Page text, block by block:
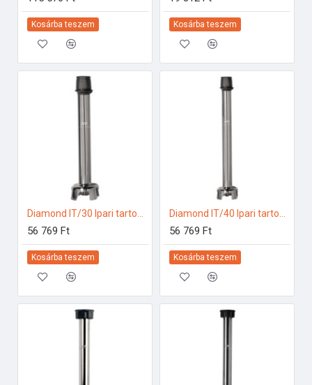
Kosárba teszem Kosárba teszem
Diamond IT/30 Ipari tartozékok
56 769 Ft
Kosárba teszem
Diamond IT/40 Ipari tartozékok
56 769 Ft
Kosárba teszem